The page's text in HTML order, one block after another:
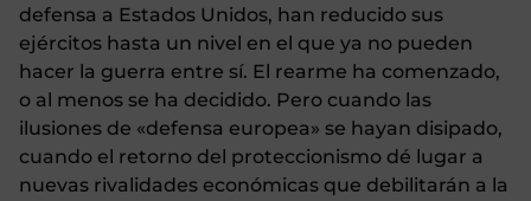
defensa a Estados Unidos, han reducido sus
ejércitos hasta un nivel en el que ya no pueden
hacer la guerra entre sí. El rearme ha comenzado,
o al menos se ha decidido. Pero cuando las
ilusiones de «defensa europea» se hayan disipado,
cuando el retorno del proteccionismo dé lugar a
nuevas rivalidades económicas que debilitarán a la